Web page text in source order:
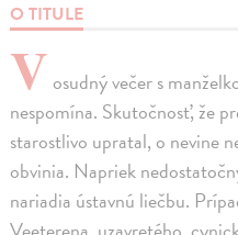
O TITULE
Vosudný večer s
nespomína. Skutočnosť, že
starostlivo upratal, o nevine
obvinia. Napriek
nariadia ústavnú liečbu.